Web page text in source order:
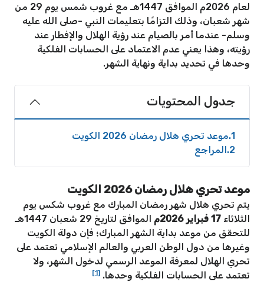
لعام 2026م الموافق 1447هـ مع غروب شمس يوم 29 من
شهر شعبان، وذلك التزامًا بتعليمات النبي -صلى الله عليه
وسلم- عندما أمر بالصيام عند رؤية الهلال والإفطار عند
رؤيته، وهذا يعني عدم الاعتماد على الحسابات الفلكية
وحدها في تحديد بداية ونهاية الشهر.
جدول المحتويات
1 موعد تحري هلال رمضان 2026 الكويت
2 المراجع
موعد تحري هلال رمضان 2026 الكويت
يتم تحري هلال شهر رمضان المبارك مع غروب شكس يوم
الثلاثاء 17 فبراير 2026م
الموافق لتاريخ 29 شعبان 1447هـ
للتحقق من موعد بداية الشهر المبارك؛ فإن دولة الكويت
وغيرها من دول الوطن العربي والعالم الإسلامي تعتمد على
تحري الهلال لمعرفة الموعد الرسمي لدخول الشهر، ولا
تعتمد على الحسابات الفلكية وحدها. [1]